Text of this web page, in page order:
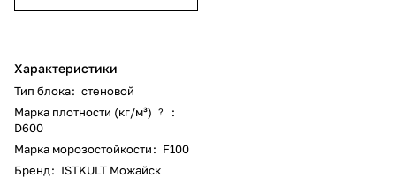
Характеристики
Тип блока: стеновой
Марка плотности (кг/м³)
?
:
D600
Марка морозостойкости: F100
Бренд: ISTKULT Можайск